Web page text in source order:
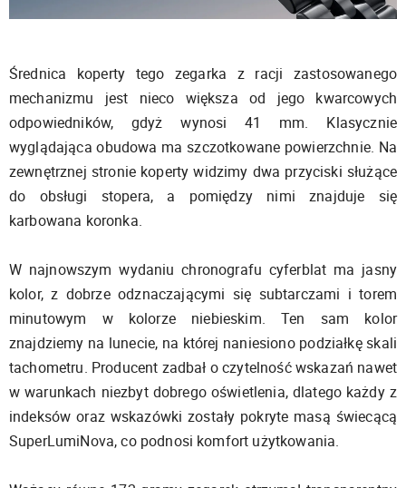
Średnica koperty tego zegarka z racji zastosowanego
mechanizmu jest nieco większa od jego kwarcowych
odpowiedników, gdyż wynosi 41 mm. Klasycznie
wyglądająca obudowa ma szczotkowane powierzchnie. Na
zewnętrznej stronie koperty widzimy dwa przyciski służące
do obsługi stopera, a pomiędzy nimi znajduje się
karbowana koronka.
W najnowszym wydaniu chronografu cyferblat ma jasny
kolor, z dobrze odznaczającymi się subtarczami i torem
minutowym w kolorze niebieskim. Ten sam kolor
znajdziemy na lunecie, na której naniesiono podziałkę skali
tachometru. Producent zadbał o czytelność wskazań nawet
w warunkach niezbyt dobrego oświetlenia, dlatego każdy z
indeksów oraz wskazówki zostały pokryte masą świecącą
SuperLumiNova, co podnosi komfort użytkowania.